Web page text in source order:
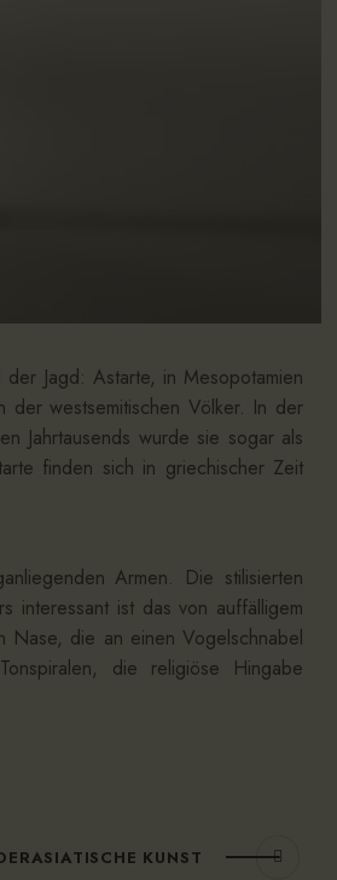
Jagd: Astarte, in Mesopotamien
der westsemitischen Völker. In der
Jahrtausends wurde sie sogar als
finden sich in griechischer Zeit
Armen. Die stilisierten
interessant ist das von auffälligem
Nase, die an einen Vogelschnabel
die religiöse Hingabe
KUNST